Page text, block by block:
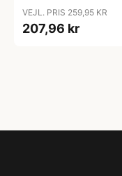
VEJL. PRIS 259,95 KR
207,96 kr